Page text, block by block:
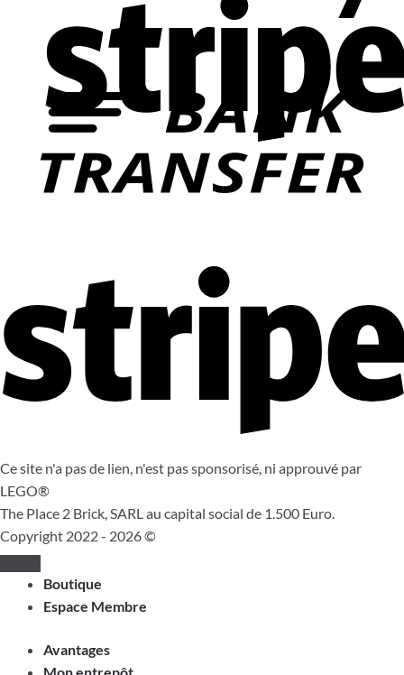
Ce site n'a pas de lien, n'est pas sponsorisé, ni approuvé par
LEGO®
The Place 2 Brick, SARL au capital social de 1.500 Euro.
Copyright 2022 - 2026 ©
Boutique
Espace Membre
Avantages